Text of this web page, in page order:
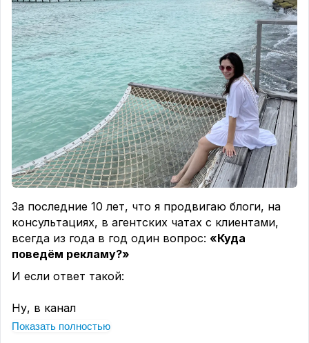
За последние 10 лет, что я продвигаю блоги, на
консультациях, в агентских чатах с клиентами,
всегда из года в год один вопрос: «Куда
поведём рекламу?»
И если ответ такой:
Ну, в канал
🔎 Потом придется разбираться
Показать полностью